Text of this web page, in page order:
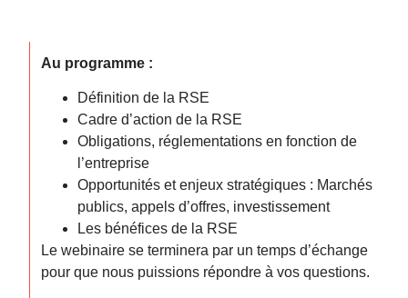
Au programme :
Définition de la RSE
Cadre d’action de la RSE
Obligations, réglementations en fonction de
l’entreprise
Opportunités et enjeux stratégiques : Marchés
publics, appels d’offres, investissement
Les bénéfices de la RSE
Le webinaire se terminera par un temps d’échange
pour que nous puissions répondre à vos questions.